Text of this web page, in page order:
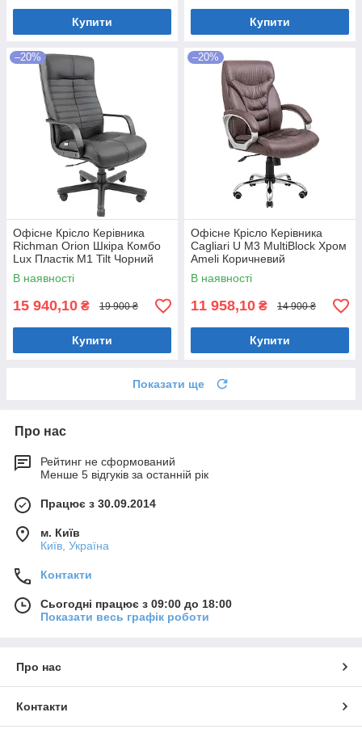
Купити Купити
–20%
Офісне Крісло Керівника
Richman Orion Шкіра Комбо
Lux Пластік М1 Tilt Чорний
В наявності
15 940,10 ₴ 19 900 ₴
Купити
–20%
Офісне Крісло Керівника
Cagliari U М3 MultiBlock Хром
Ameli Коричневий
В наявності
11 958,10 ₴ 14 900 ₴
Купити
Показати ще
Про нас
Рейтинг не сформований
Менше 5 відгуків за останній рік
Працює з 30.09.2014
м. Київ
Київ, Україна
Контакти
Сьогодні працює з 09:00 до 18:00
Показати весь графік роботи
Про нас
Контакти